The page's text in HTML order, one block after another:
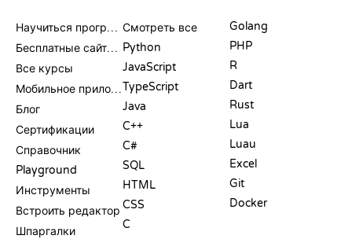
Научиться программировать
Бесплатные сайты для программирования
Все курсы
Мобильное приложение
Блог
Сертификации
Справочник
Playground
Инструменты
Встроить редактор
Шпаргалки
Смотреть все
Python
JavaScript
TypeScript
Java
C++
C#
SQL
HTML
CSS
C
Golang
PHP
R
Dart
Rust
Lua
Luau
Excel
Git
Docker